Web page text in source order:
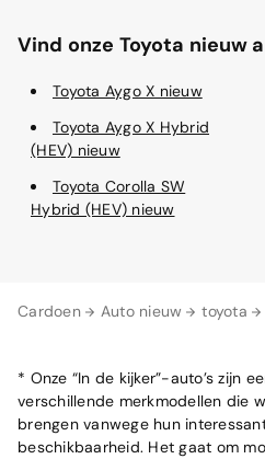
Cardoen Auto nieuw toyota
Vind onze Toyota nieuw
Toyota Aygo X nieuw
Toyota Aygo X Hybrid
(HEV) nieuw
Toyota Corolla SW
Hybrid (HEV) nieuw
* Onze “In de kijker”-auto’s zijn
verschillende merkmodellen die
brengen vanwege hun
beschikbaarheid. Het gaat om